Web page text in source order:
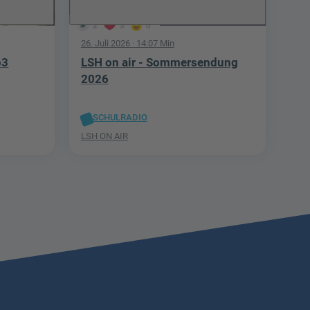
2 3 0
26. Juli 2026· 14:07 Min
LSH on air - Sommersendung
2026
SCHULRADIO
LSH ON AIR